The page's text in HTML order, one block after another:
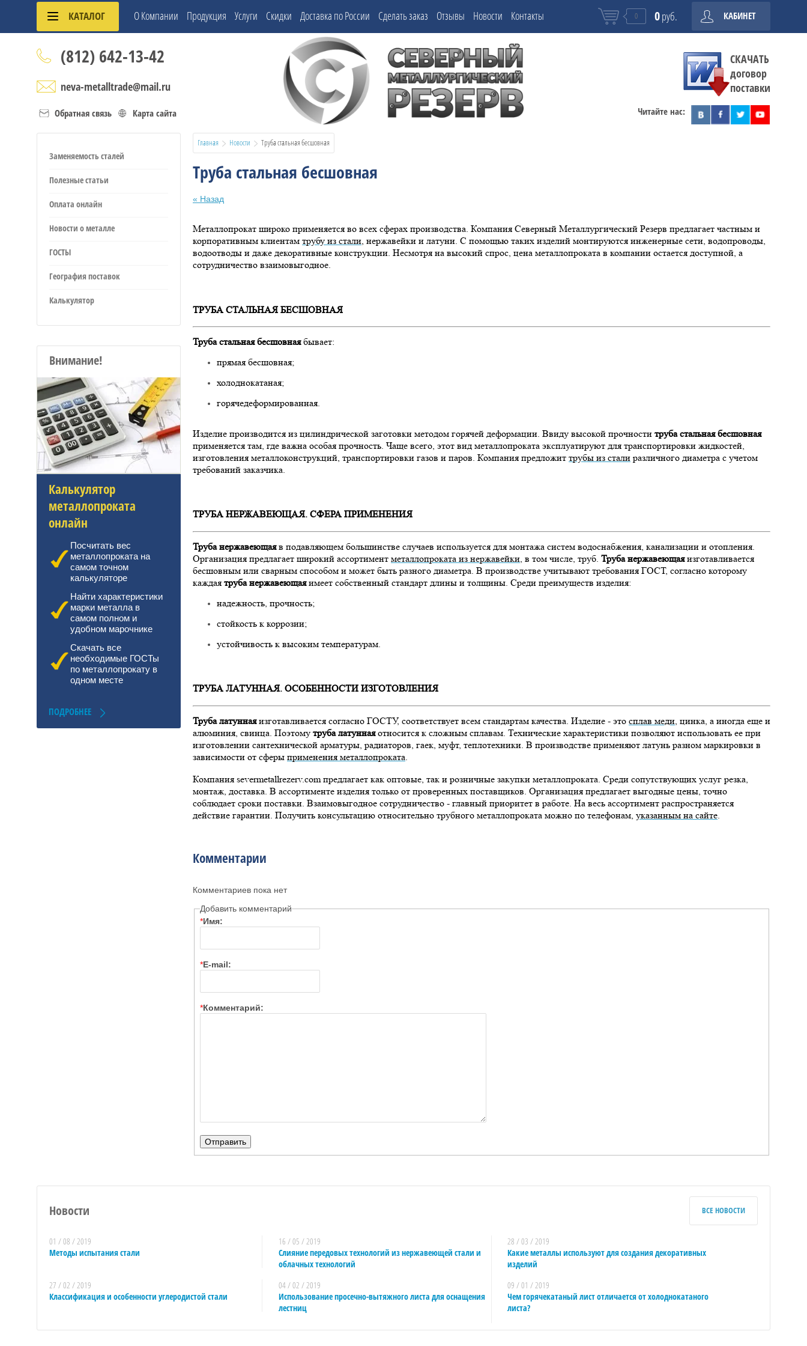
КАТАЛОГ О Компании Продукция Услуги Скидки Доставка по России Сделать заказ Отзывы Новости Контакты 0 0руб. КАБИНЕТ
(812) 642-13-42
neva-metalltrade@mail.ru
Обратная связь Карта сайта
СКАЧАТЬ
договор
поставки
Читайте нас:
Заменяемость сталей
Полезные статьи
Оплата онлайн
Новости о металле
ГОСТЫ
География поставок
Калькулятор
Внимание!
Калькулятор
металлопроката
онлайн
Посчитать вес
металлопроката на
самом точном
калькуляторе
Найти характеристики
марки металла в
самом полном и
удобном марочнике
Скачать все
необходимые ГОСТы
по металлопрокату в
одном месте
ПОДРОБНЕЕ
Главная Новости
  Труба стальная бесшовная
Труба стальная бесшовная
« Назад
Металлопрокат широко применяется во всех сферах производства. Компания Северный Металлургический Резерв предлагает частным и
корпоративным клиентам трубу из стали, нержавейки и латуни. С помощью таких изделий монтируются инженерные сети, водопроводы,
водоотводы и даже декоративные конструкции. Несмотря на высокий спрос, цена металлопроката в компании остается доступной, а
сотрудничество взаимовыгодное.
ТРУБА СТАЛЬНАЯ БЕСШОВНАЯ
Труба стальная бесшовнаябывает:
прямая бесшовная;
холоднокатаная;
горячедеформированная.
Изделие производится из цилиндрической заготовки методом горячей деформации. Ввиду высокой прочности труба стальная бесшовная
применяется там, где важна особая прочность. Чаще всего, этот вид металлопроката эксплуатируют для транспортировки жидкостей,
изготовления металлоконструкций, транспортировки газов и паров. Компания предложит трубы из стали различного диаметра с учетом
требований заказчика.
ТРУБА НЕРЖАВЕЮЩАЯ. СФЕРА ПРИМЕНЕНИЯ
Труба нержавеющаяв подавляющем большинстве случаев используется для монтажа систем водоснабжения, канализации и отопления.
Организация предлагает широкий ассортимент металлопроката из нержавейки, в том числе, труб. Труба нержавеющаяизготавливается
бесшовным или сварным способом и может быть разного диаметра. В производстве учитывают требования ГОСТ, согласно которому
каждая труба нержавеющаяимеет собственный стандарт длины и толщины. Среди преимуществ изделия:
надежность, прочность;
стойкость к коррозии;
устойчивость к высоким температурам.
ТРУБА ЛАТУННАЯ. ОСОБЕННОСТИ ИЗГОТОВЛЕНИЯ
Труба латуннаяизготавливается согласно ГОСТУ, соответствует всем стандартам качества. Изделие - это сплав меди , цинка, а иногда еще и
алюминия, свинца. Поэтому труба латуннаяотносится к сложным сплавам. Технические характеристики позволяют использовать ее при
изготовлении сантехнической арматуры, радиаторов, гаек, муфт, теплотехники. В производстве применяют латунь разном маркировки в
зависимости от сферы применения металлопроката
Компания severmetallrezerv.com предлагает как оптовые, так и розничные закупки металлопроката. Среди сопутствующих услуг резка,
монтаж, доставка. В ассортименте изделия только от проверенных поставщиков. Организация предлагает выгодные цены, точно
соблюдает сроки поставки. Взаимовыгодное сотрудничество - главный приоритет в работе. На весь ассортимент распространяется
действие гарантии. Получить консультацию относительно трубного металлопроката можно по телефонам, указанным на сайте
Комментарии
Комментариев пока нет
Добавить комментарий
*Имя:
*E-mail:
*Комментарий:
Новости ВСЕ НОВОСТИ
01 / 08 / 2019
Методы испытания стали
16 / 05 / 2019
Слияние передовых технологий из нержавеющей стали и
облачных технологий
28 / 03 / 2019
Какие металлы используют для создания декоративных
изделий
27 / 02 / 2019
Классификация и особенности углеродистой стали
04 / 02 / 2019
Использование просечно-вытяжного листа для оснащения
лестниц
09 / 01 / 2019
Чем горячекатаный лист отличается от холоднокатаного
листа?